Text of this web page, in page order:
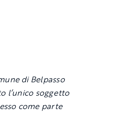
di Belpasso
l’unico soggetto
come parte